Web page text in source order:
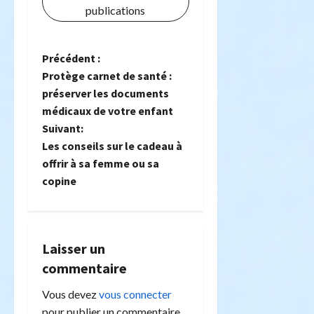
publications
N
a
v
i
g
t
i
o
Précédent :
Protège carnet de santé :
préserver les documents
médicaux de votre enfant
Suivant:
Les conseils sur le cadeau à
offrir à sa femme ou sa
copine
Laisser un
commentaire
Vous devezvous connecter